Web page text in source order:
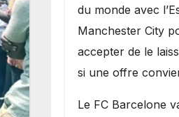
du monde avec
Manchester City
accepter de le
si une offre
​Le FC Barcelone